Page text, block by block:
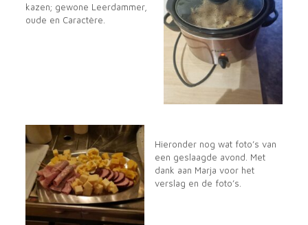
kazen; gewone Leerdammer,
oude en Caractère.
Hieronder nog wat foto’s van
een geslaagde avond. Met
dank aan Marja voor het
verslag en de foto’s.